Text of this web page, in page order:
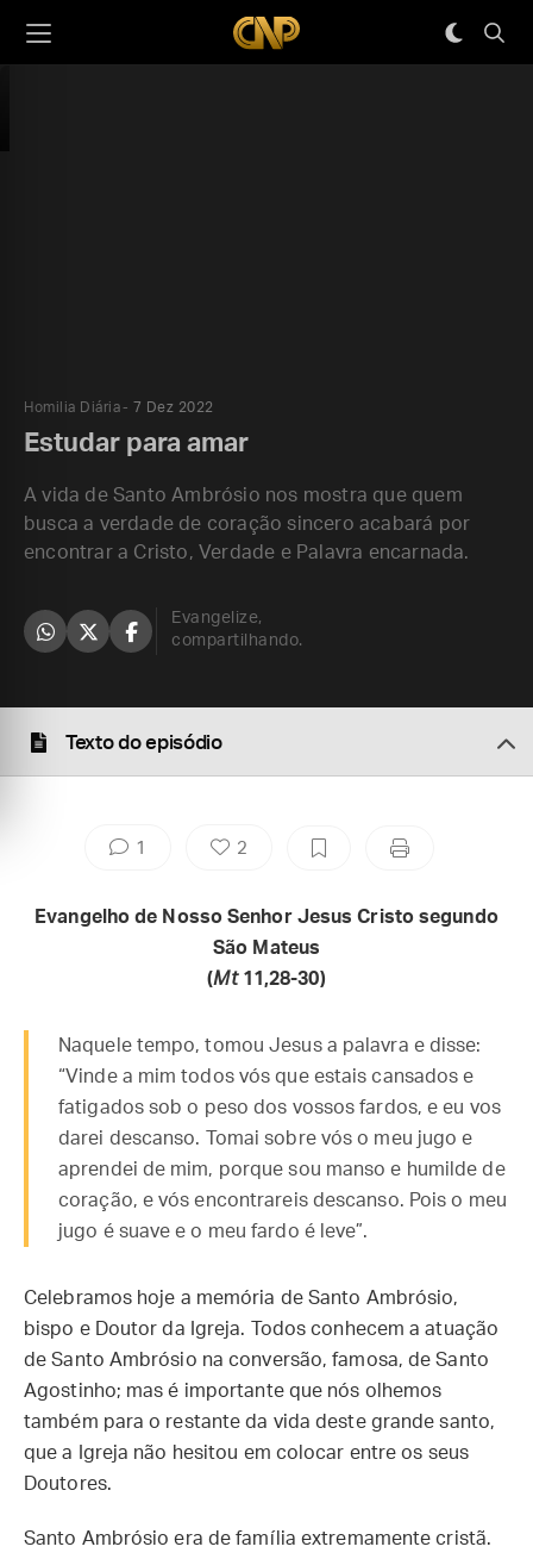
Homilia Diária 7 Dez 2022
Estudar para amar
A vida de Santo Ambrósio nos mostra que quem
busca a verdade de coração sincero acabará por
encontrar a Cristo, Verdade e Palavra encarnada.
Evangelize,
compartilhando.
Texto do episódio
1 2
Evangelho de Nosso Senhor Jesus Cristo segundo
São Mateus
(Mt11,28-30)
Naquele tempo, tomou Jesus a palavra e disse:
“Vinde a mim todos vós que estais cansados e
fatigados sob o peso dos vossos fardos, e eu vos
darei descanso. Tomai sobre vós o meu jugo e
aprendei de mim, porque sou manso e humilde de
coração, e vós encontrareis descanso. Pois o meu
jugo é suave e o meu fardo é leve”.
Celebramos hoje a memória de Santo Ambrósio,
bispo e Doutor da Igreja. Todos conhecem a atuação
de Santo Ambrósio na conversão, famosa, de Santo
Agostinho; mas é importante que nós olhemos
também para o restante da vida deste grande santo,
que a Igreja não hesitou em colocar entre os seus
Doutores.
Santo Ambrósio era de família extremamente cristã.